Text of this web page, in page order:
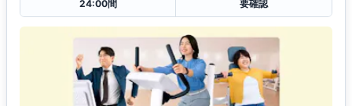
24:00間
要確認